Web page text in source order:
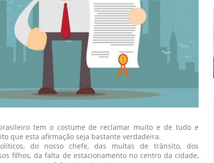
tem o costume de reclamar muito e de tudo e
que esta afirmação seja bastante verdadeira.
do nosso chefe, das multas de trânsito, dos
filhos, da falta de estacionamento no centro da cidade,